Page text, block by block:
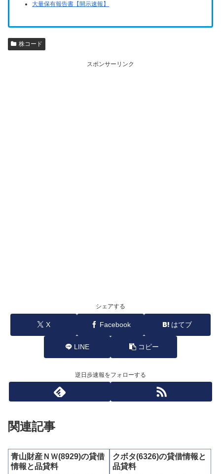
大量保有報告書【開示速報】
株コード
スポンサーリンク
シェアする
X Facebook はてブ
LINE コピー
逆日歩速報をフォローする
関連記事
青山財産ＮＷ(8929)の貸借
情報と品貸料
クボタ(6326)の貸借情報と
品貸料